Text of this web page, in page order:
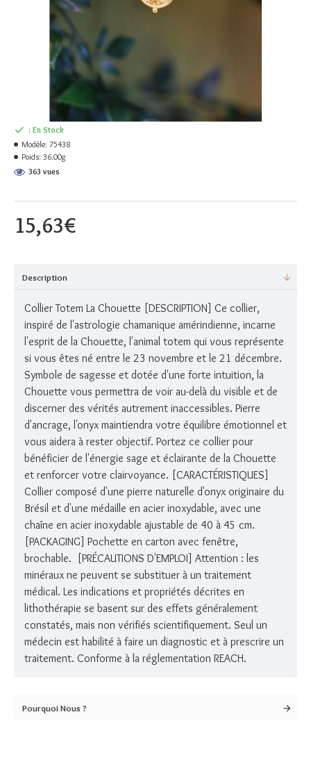
15,63€
: En Stock
Modèle: 75438
Poids: 36.00g
363 vues
Description
Collier Totem La Chouette [DESCRIPTION] Ce collier,
inspiré de l'astrologie chamanique amérindienne, incarne
l'esprit de la Chouette, l'animal totem qui vous représente
si vous êtes né entre le 23 novembre et le 21 décembre.
Symbole de sagesse et dotée d'une forte intuition, la
Chouette vous permettra de voir au-delà du visible et de
discerner des vérités autrement inaccessibles. Pierre
d'ancrage, l'onyx maintiendra votre équilibre émotionnel et
vous aidera à rester objectif. Portez ce collier pour
bénéficier de l'énergie sage et éclairante de la Chouette
et renforcer votre clairvoyance. [CARACTÉRISTIQUES]
Collier composé d'une pierre naturelle d'onyx originaire du
Brésil et d'une médaille en acier inoxydable, avec une
chaîne en acier inoxydable ajustable de 40 à 45 cm.
[PACKAGING] Pochette en carton avec fenêtre,
brochable. [PRÉCAUTIONS D'EMPLOI] Attention : les
minéraux ne peuvent se substituer à un traitement
médical. Les indications et propriétés décrites en
lithothérapie se basent sur des effets généralement
constatés, mais non vérifiés scientifiquement. Seul un
médecin est habilité à faire un diagnostic et à prescrire un
traitement. Conforme à la réglementation REACH.
Pourquoi Nous ?